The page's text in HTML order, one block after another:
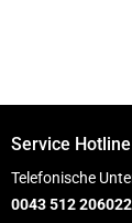
Service Hotline
Telefonische
0043 512